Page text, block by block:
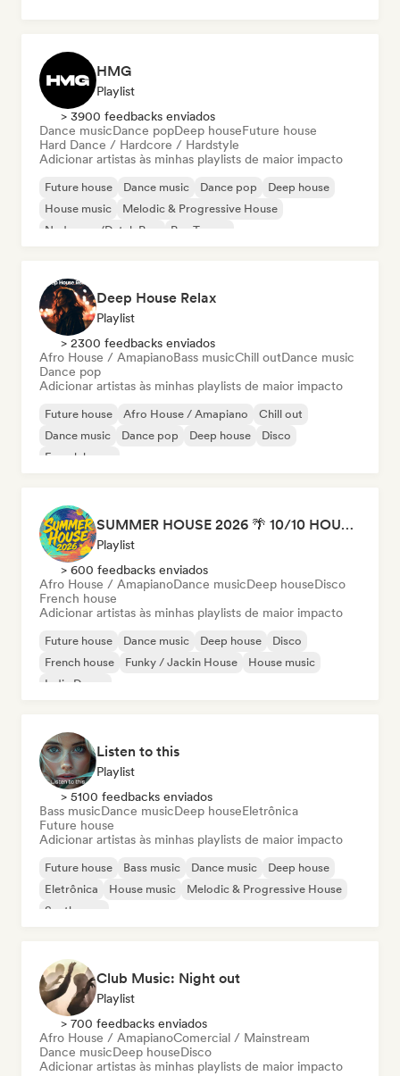
HMG
Playlist
> 3900 feedbacks enviados
Dance musicDance popDeep houseFuture house
Hard Dance / Hardcore / Hardstyle
Adicionar artistas às minhas playlists de maior impacto
Future house Dance music Dance pop
Deep house
House music
Melodic & Progressive House
Nederpop/Dutch Pop
Psy-Trance
Deep House Relax
Playlist
> 2300 feedbacks enviados
Afro House / AmapianoBass musicChill outDance music
Dance pop
Adicionar artistas às minhas playlists de maior impacto
Future house Afro House / Amapiano
Chill out
Dance music
Dance pop Deep house
Disco
French house
SUMMER HOUSE 2026 🌴 10/10 HOUSE BANGERS
Playlist
> 600 feedbacks enviados
Afro House / AmapianoDance musicDeep houseDisco
French house
Adicionar artistas às minhas playlists de maior impacto
Future house Dance music Deep house
Disco
French house
Funky / Jackin House
House music
Indie Dance
Listen to this
Playlist
> 5100 feedbacks enviados
Bass musicDance musicDeep houseEletrônica
Future house
Adicionar artistas às minhas playlists de maior impacto
Future house Bass music Dance music
Deep house
Eletrônica
House music
Melodic & Progressive House
Synthwave
Club Music: Night out
Playlist
> 700 feedbacks enviados
Afro House / AmapianoComercial / Mainstream
Dance musicDeep houseDisco
Adicionar artistas às minhas playlists de maior impacto